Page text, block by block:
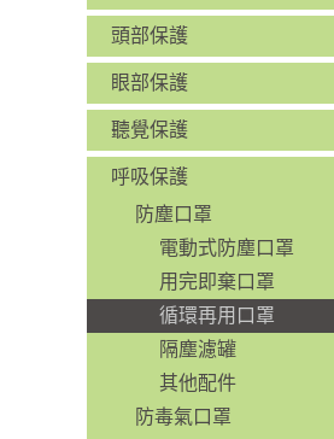
頭部保護
眼部保護
聽覺保護
呼吸保護
防塵口罩
電動式防塵口罩
用完即棄口罩
循環再用口罩
隔塵濾罐
其他配件
防毒氣口罩